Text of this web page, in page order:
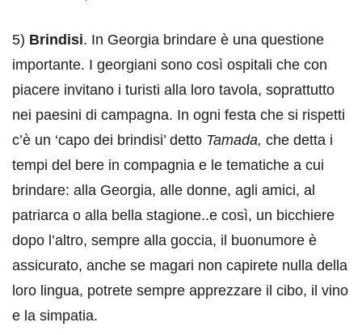
5) Brindisi. In Georgia brindare è una questione
importante. I georgiani sono così ospitali che con
piacere invitano i turisti alla loro tavola, soprattutto
nei paesini di campagna. In ogni festa che si rispetti
c’è un ‘capo dei brindisi’ detto Tamada, che detta i
tempi del bere in compagnia e le tematiche a cui
brindare: alla Georgia, alle donne, agli amici, al
patriarca o alla bella stagione..e così, un bicchiere
dopo l’altro, sempre alla goccia, il buonumore è
assicurato, anche se magari non capirete nulla della
loro lingua, potrete sempre apprezzare il cibo, il vino
e la simpatia.